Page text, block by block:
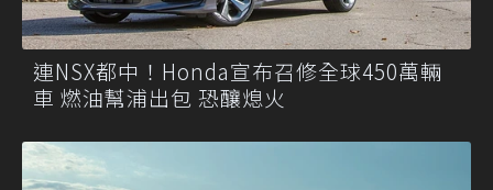
連NSX都中！Honda宣布召修全球450萬輛
車 燃油幫浦出包 恐釀熄火